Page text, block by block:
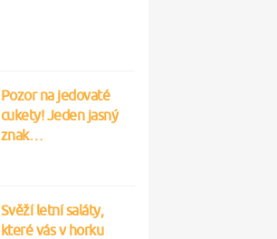
Pozor na jedovaté
cukety! Jeden jasný
znak…
Svěží letní saláty,
které vás v horku